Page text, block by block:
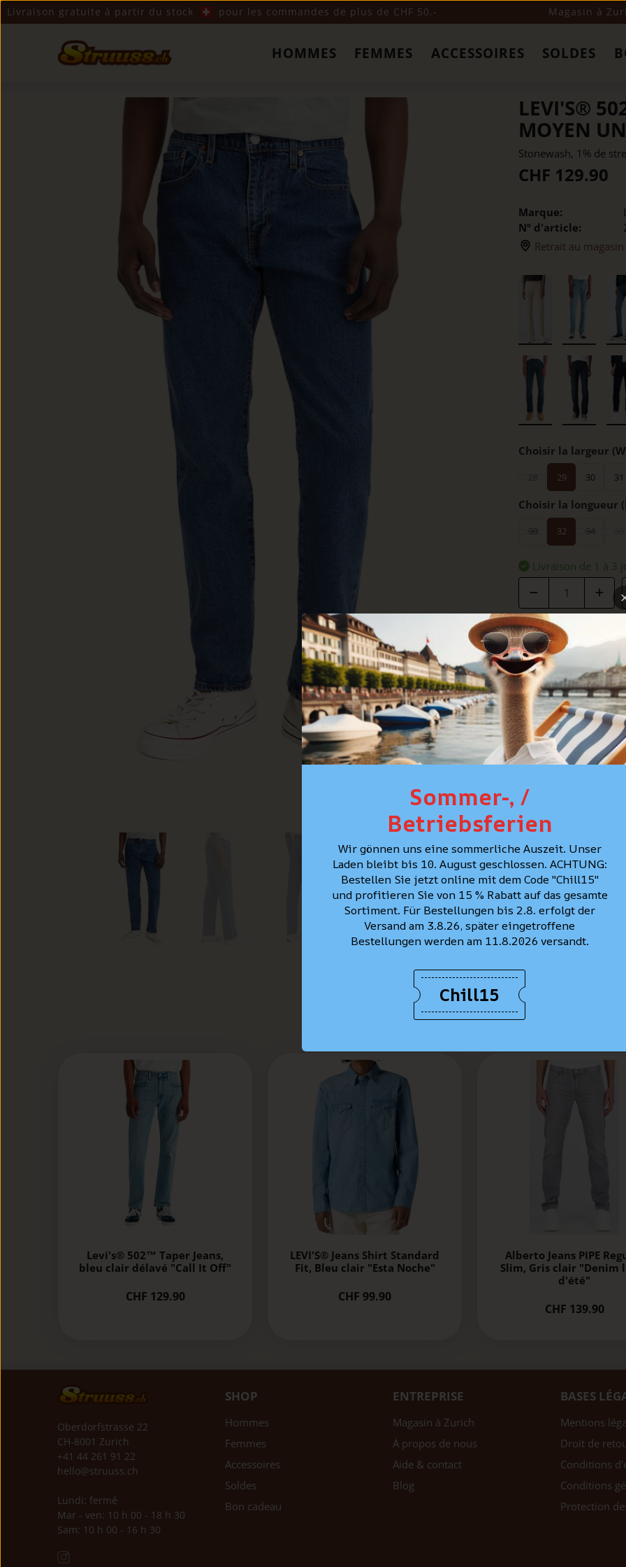
Livraison gratuite à partir du stock pour les commandes de plus de CHF 50.- Magasin à
HOMMES FEMMES ACCESSOIRES SOLDES
LEVI'S®
MOYEN
Stonewash, 1% de
CHF 129.90
Marque:
Nº d'article:
Retrait au
Choisir la largeur
29 30 31
Choisir la longueur
30 32 34
Livraison de 1 à
DÉTAILS
COUPE
SOINS
CONSEIL
MEILLEURES VENTES
Levi's® 502™ Taper Jeans,
bleu clair délavé "Call It Off"
CHF 129.90
LEVI'S® Jeans Shirt Standard
Fit, Bleu clair "Esta Noche"
CHF 99.90
Alberto Jeans PIPE
Slim, Gris clair "Denim
d'été"
CHF 139.90
Oberdorfstrasse 22
CH-8001 Zurich
+41 44 261 91 22
hello@struuss.ch
Lundi: fermé
Mar - ven: 10 h 00 - 18 h 30
Sam: 10 h 00 - 16 h 30
SHOP
Hommes
Femmes
Accessoires
Soldes
Bon cadeau
ENTREPRISE
Magasin à Zurich
À propos de nous
Aide & contact
Blog
BASES
Mentions
Droit de
Conditions
Conditions
Protection
Sommer-, /
Betriebsferien
Wir gönnen uns eine sommerliche Auszeit. Unser
Laden bleibt bis 10. August geschlossen. ACHTUNG:
Bestellen Sie jetzt online mit dem Code "Chill15"
und profitieren Sie von 15 % Rabatt auf das gesamte
Sortiment. Für Bestellungen bis 2.8. erfolgt der
Versand am 3.8.26, später eingetroffene
Bestellungen werden am 11.8.2026 versandt.
Chill15